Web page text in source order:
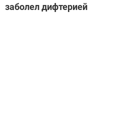
заболел дифтерией